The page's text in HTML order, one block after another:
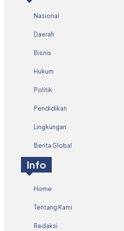
Nasional
Daerah
Bisnis
Hukum
Politik
Pendidikan
Lingkungan
Berita Global
Info
Home
Tentang Kami
Redaksi